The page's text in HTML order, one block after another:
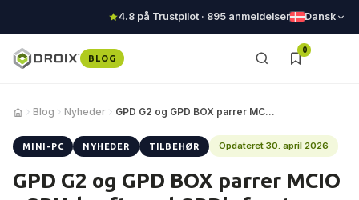
4.8 på Trustpilot · 895 anmeldelser Dansk
BLOG
0
Blog Nyheder GPD G2 og GPD BOX parrer MCIO eGPU-kraft med G…
MINI-PC NYHEDER TILBEHØR Opdateret 30. april 2026
GPD G2 og GPD BOX parrer MCIO